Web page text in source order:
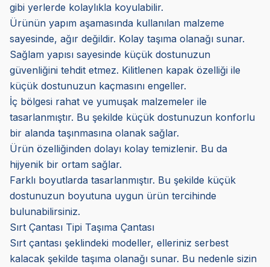
gibi yerlerde kolaylıkla koyulabilir.
Ürünün yapım aşamasında kullanılan malzeme
sayesinde, ağır değildir. Kolay taşıma olanağı sunar.
Sağlam yapısı sayesinde küçük dostunuzun
güvenliğini tehdit etmez. Kilitlenen kapak özelliği ile
küçük dostunuzun kaçmasını engeller.
İç bölgesi rahat ve yumuşak malzemeler ile
tasarlanmıştır. Bu şekilde küçük dostunuzun konforlu
bir alanda taşınmasına olanak sağlar.
Ürün özelliğinden dolayı kolay temizlenir. Bu da
hijyenik bir ortam sağlar.
Farklı boyutlarda tasarlanmıştır. Bu şekilde küçük
dostunuzun boyutuna uygun ürün tercihinde
bulunabilirsiniz.
Sırt Çantası Tipi Taşıma Çantası
Sırt çantası şeklindeki modeller, elleriniz serbest
kalacak şekilde taşıma olanağı sunar. Bu nedenle sizin